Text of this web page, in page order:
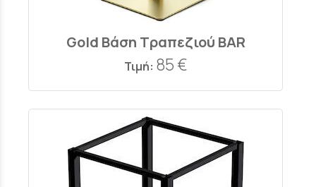
Gold Βάση Τραπεζιού BAR
Τιμή: 85 €